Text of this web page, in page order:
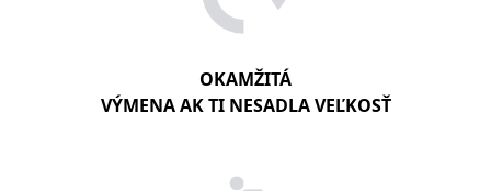
OKAMŽITÁ
VÝMENA AK TI NESADLA VEĽKOSŤ